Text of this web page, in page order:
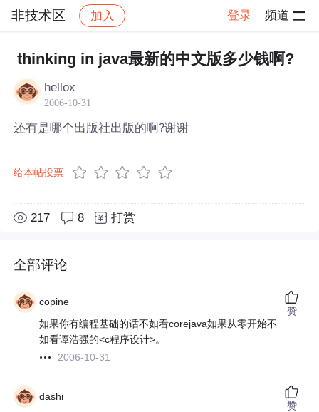
非技术区 加入 登录 频道
社区 非技术区 帖子详情
thinking in java最新的中文版多少钱啊?
hellox
2006-10-31
还有是哪个出版社出版的啊?谢谢
给本帖投票
217 8 打赏
全部评论
copine
如果你有编程基础的话不如看corejava如果从零开始不
如看谭浩强的<c程序设计>。
2006-10-31
赞
dashi
赞